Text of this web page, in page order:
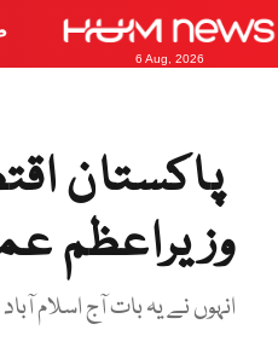
6 Aug, 2026
پاکستان
وزیراعظم
انہوں نے یہ بات آج اسلام